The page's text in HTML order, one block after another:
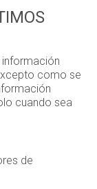
como se
cuando sea
de